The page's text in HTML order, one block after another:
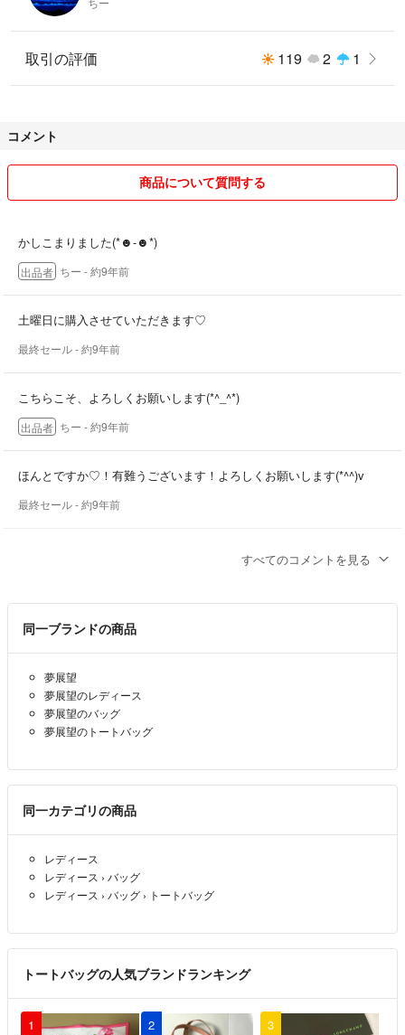
取引の評価 119 2 1
コメント
商品について質問する
かしこまりました(*☻-☻*)
出品者 ちー - 約9年前
土曜日に購入させていただきます♡
最終セール- 約9年前
こちらこそ、よろしくお願いします(*^_^*)
出品者 ちー - 約9年前
ほんとですか♡！有難うございます！よろしくお願いします(*^^)v
最終セール- 約9年前
お返事ありがとうございます♡土曜日までお取り置きしていただくこ
とは可能でしょうか(ˊ• •ˋ)？
最終セール- 約9年前
コメントいただきありがとうございます！！
最終セール- 約9年前
すべてのコメントを見る
同一ブランドの商品
夢展望
夢展望のレディース
夢展望のバッグ
夢展望のトートバッグ
同一カテゴリの商品
レディース
レディース › バッグ
レディース › バッグ › トートバッグ
トートバッグの人気ブランドランキング
1 2 3